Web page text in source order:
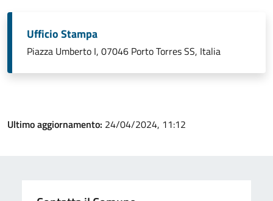
Ufficio Stampa
Piazza Umberto I, 07046 Porto Torres SS, Italia
Ultimo aggiornamento: 24/04/2024, 11:12